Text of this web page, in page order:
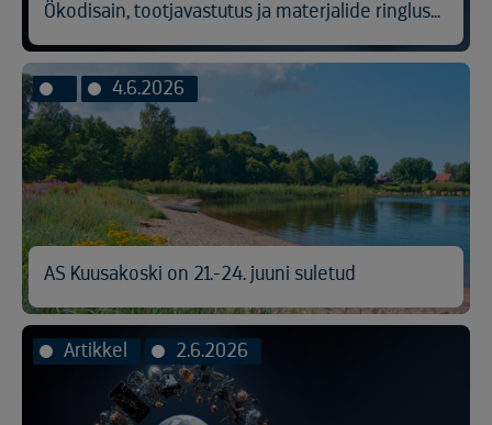
Ökodisain, tootjavastutus ja materjalide ringlussevõtt
4.6.2026
AS Kuusakoski on 21.-24. juuni suletud
Artikkel 2.6.2026